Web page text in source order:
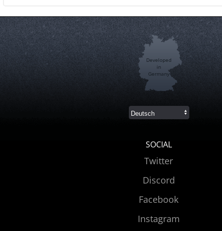
Developed
in
Germany
SOCIAL
Twitter
Discord
Facebook
Instagram